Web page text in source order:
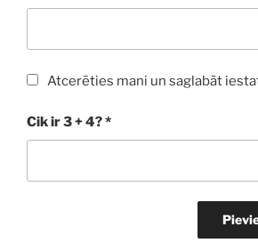
Atcerēties mani un saglabāt
Cik ir 3 + 4?*